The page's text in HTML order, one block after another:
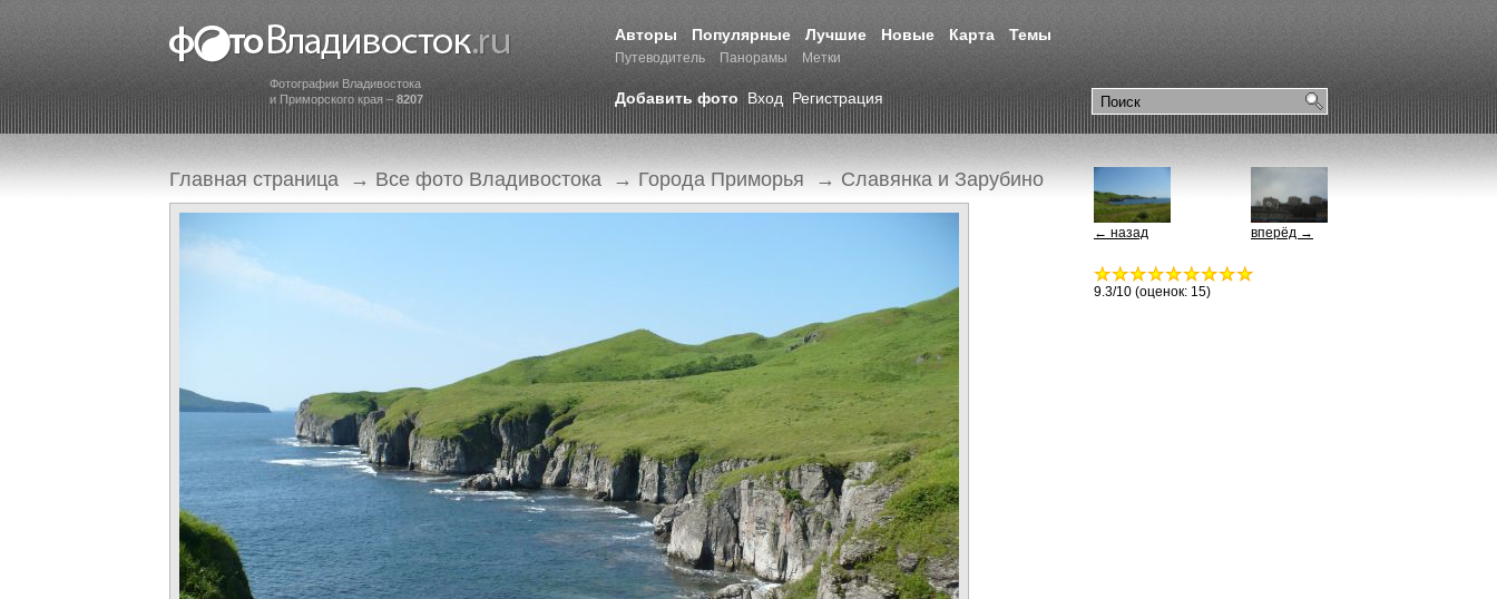
Фотографии Владивостока
и Приморского края – 8207
Авторы Популярные Лучшие Новые Карта Темы
Путеводитель Панорамы Метки
Добавить фото Вход Регистрация
Главная страница → Все фото Владивостока → Города Приморья → Славянка и Зарубино
вперёд →
← назад
9.3/10 (оценок: 15)